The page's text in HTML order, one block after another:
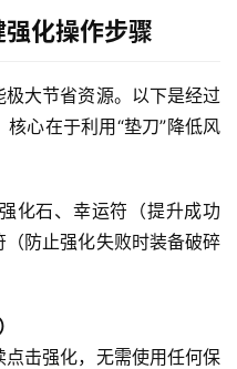
化操作步骤
大节省资源。以下是经过
心在于利用“垫刀”降低风
化石、幸运符（提升成功
防止强化失败时装备破碎
击强化，无需使用任何保